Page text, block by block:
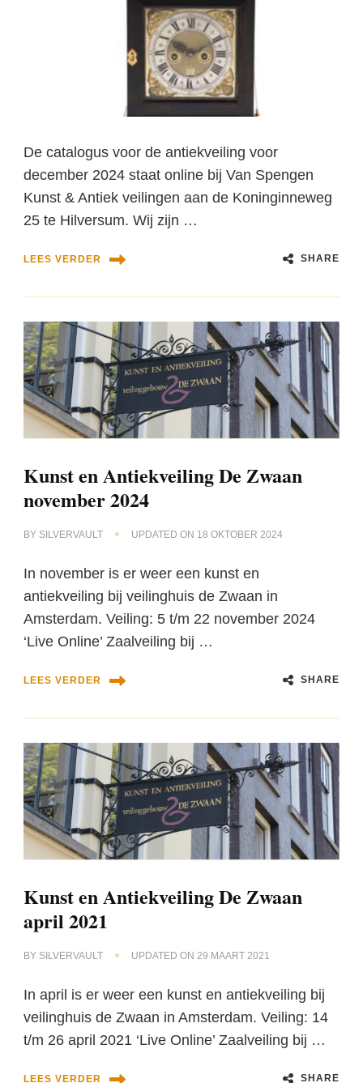
De catalogus voor de antiekveiling voor
december 2024 staat online bij Van Spengen
Kunst & Antiek veilingen aan de Koninginneweg
25 te Hilversum. Wij zijn …
LEES VERDER SHARE
Kunst en Antiekveiling De Zwaan
november 2024
BY SILVERVAULT UPDATED ON 18 OKTOBER 2024
In november is er weer een kunst en
antiekveiling bij veilinghuis de Zwaan in
Amsterdam. Veiling: 5 t/m 22 november 2024
‘Live Online’ Zaalveiling bij …
LEES VERDER SHARE
Kunst en Antiekveiling De Zwaan
april 2021
BY SILVERVAULT UPDATED ON 29 MAART 2021
In april is er weer een kunst en antiekveiling bij
veilinghuis de Zwaan in Amsterdam. Veiling: 14
t/m 26 april 2021 ‘Live Online’ Zaalveiling bij …
LEES VERDER SHARE